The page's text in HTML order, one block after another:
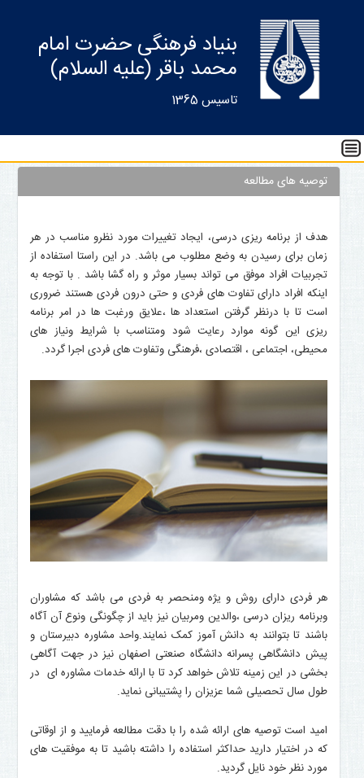
بنیاد فرهنگی حضرت امام
محمد باقر (علیه السلام)
تاسیس 1365
توصیه های مطالعه
هدف از برنامه ریزی درسی، ایجاد تغییرات مورد نظرو مناسب در هر
زمان برای رسیدن به وضع مطلوب می باشد. در این راستا استفاده از
تجربیات افراد موفق می تواند بسیار موثر و راه گشا باشد . با توجه به
اینکه افراد دارای تفاوت های فردی و حتی درون فردی هستند ضروری
است تا با درنظر گرفتن استعداد ها ،علایق ورغبت ها در امر برنامه
ریزی این گونه موارد رعایت شود ومتناسب با شرایط ونیاز های
محیطی، اجتماعی ، اقتصادی ،فرهنگی وتفاوت های فردی اجرا گردد.
هر فردی دارای روش و یژه ومنحصر به فردی می باشد که مشاوران
وبرنامه ریزان درسی ،والدین ومربیان نیز باید از چگونگی ونوع آن آگاه
باشند تا بتوانند به دانش آموز کمک نمایند.واحد مشاوره دبیرستان و
پیش دانشگاهی پسرانه دانشگاه صنعتی اصفهان نیز در جهت آگاهی
بخشی در این زمینه تلاش خواهد کرد تا با ارائه خدمات مشاوره ای در
طول سال تحصیلی شما عزیزان را پشتیبانی نماید.
امید است توصیه های ارائه شده را با دقت مطالعه فرمایید و از اوقاتی
که در اختیار دارید حداکثر استفاده را داشته باشید تا به موفقیت های
مورد نظر خود نایل گردید.